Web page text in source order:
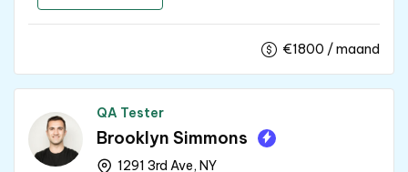
€1800 / maand
QA Tester
Brooklyn Simmons
1291 3rd Ave, NY